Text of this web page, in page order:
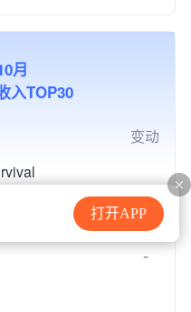
打开APP
共同构建开放、
的产业生态，为
数字生活体验。
打造高质量的跨
于给全球玩家提
验。 代表的自
Farm Adventur
》、《小冰
瓦隆之王》、
。点点互动现在
世纪华通集团，
A股市值最高的
互动一直在全
寻找具有创新和
。 目前，
的游戏产品有1
发了《梦幻西
游2免费版》、
梦幻西游》手
》手游、《倩女
阴阳师》、《率
梦江湖》、《荒
仔派对》、《第
日之后》、《逆
永劫无间》、
月
入TOP30
变动
-
-